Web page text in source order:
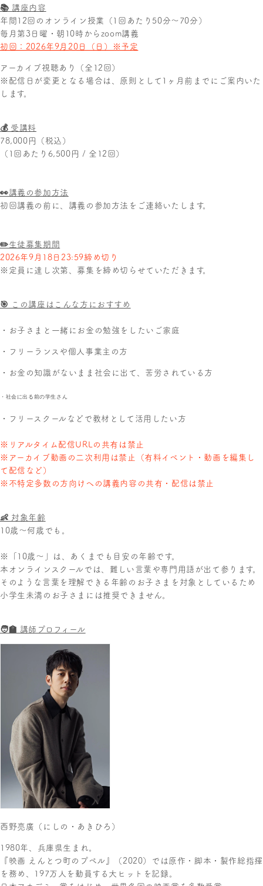
📚 講座内容
年間12回のオンライン授業（1回あたり50分～70分）
毎月第3日曜・朝10時からzoom講義
初回：2026年9月20日（日）※予定
アーカイブ視聴あり（全12回）
※配信日が変更となる場合は、原則として1ヶ月前までにご案内いた
します。
💰 受講料
78,000円（税込）
（1回あたり6,500円 / 全12回）
👀講義の参加方法
初回講義の前に、講義の参加方法をご連絡いたします。
✏️生徒募集期間
2026年9月18日23:59締め切り
※定員に達し次第、募集を締め切らせていただきます。
🎯 この講座はこんな方におすすめ
・お子さまと一緒にお金の勉強をしたいご家庭
・フリーランスや個人事業主の方
・お金の知識がないまま社会に出て、苦労されている方
・社会に出る前の学生さん
・フリースクールなどで教材として活用したい方
※リアルタイム配信URLの共有は禁止
※アーカイブ動画の二次利用は禁止（有料イベント・動画を編集し
て配信など）
※不特定多数の方向けへの講義内容の共有・配信は禁止
👶 対象年齢
10歳〜何歳でも。
※「10歳～」は、あくまでも目安の年齢です。
本オンラインスクールでは、難しい言葉や専門用語が出て参ります。
そのような言葉を理解できる年齢のお子さまを対象としているため
小学生未満のお子さまには推奨できません。
🧑🏫 講師プロフィール
西野亮廣（にしの・あきひろ）
1980年、兵庫県生まれ。
『映画 えんとつ町のプペル』（2020）では原作・脚本・製作総指揮
を務め、197万人を動員する大ヒットを記録。